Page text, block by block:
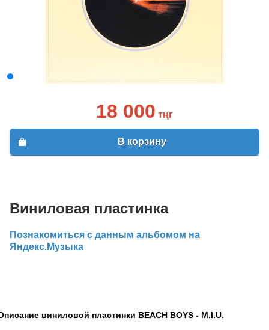
18 000 тңг
В корзину
Виниловая пластинка
Познакомиться с данным альбомом на
Яндекс.Музыка
виниловой пластинки BEACH BOYS - M.I.U.